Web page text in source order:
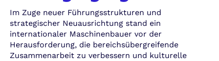
Im Zuge neuer Führungsstrukturen und
strategischer Neuausrichtung stand ein
internationaler Maschinenbauer vor der
Herausforderung, die bereichsübergreifende
Zusammenarbeit zu verbessern und kulturelle